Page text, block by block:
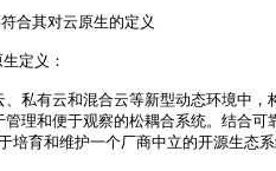
合其对云原生的定义
定义：
私有云和混合云等新型动态环境中
理和便于观察的松耦合系统。结合可
培育和维护一个厂商中立的开源生态